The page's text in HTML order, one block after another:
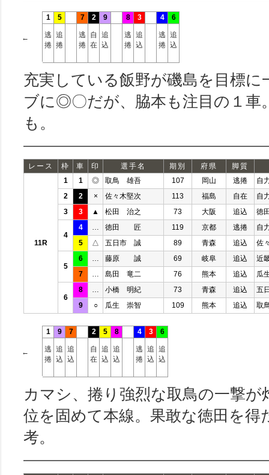
←
1
逃
捲
5
追
捲
7
逃
捲
2
自
在
9
追
込
8
逃
捲
3
追
込
4
逃
捲
6
追
込
充実している飯野が磯島を目標
ブに◎〇だが、脇本も注目の１車
も。
レース 枠 車 印 選手名 期別 府県 脚質
11R
1 1 ◎ 取鳥 雄吾 107 岡山 逃捲
自
2
2 × 佐々木堅次 113 福島 自在
自
3
3 ▲ 松田 治之 73 大阪 追込 徳
4
4 徳田 匠 119 京都 逃捲
自
5
△ 五日市 誠 89 青森 追込 佐
5
6 藤原 誠 69 岐阜 追込
近
7
島田 竜二 76 熊本 追込 瓜
6
8 小橋 明紀 73 青森 追込
五
9
○ 瓜生 崇智 109 熊本 追込 取
←
1
逃
捲
9
追
込
7
追
込
2
自
在
5
追
込
8
追
込
4
逃
捲
3
追
込
6
追
込
カマシ、捲り強烈な取鳥の一撃
位を固めて本線。果敢な徳田を得
考。